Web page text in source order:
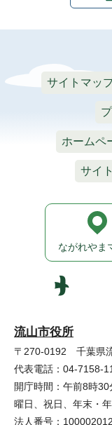
サイトマッ
ホームペ
サイ
流山市役所
〒270-0192 千葉県
代表電話：04-7158-
開庁時間：午前8時
曜日、祝日、年末・
法人番号：
ながれやま